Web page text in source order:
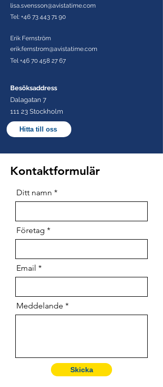
lisa.svensson@avistatime.com
Tel: +46 73 443 71 90
Erik Fernström
erik.fernstrom@avistatime.com
Tel+46 70 458 27 67
Besöksaddress
Dalagatan 7
111 23 Stockholm
Hitta till oss
Kontaktformulär
Ditt namn
Företag
Email
Meddelande
Skicka